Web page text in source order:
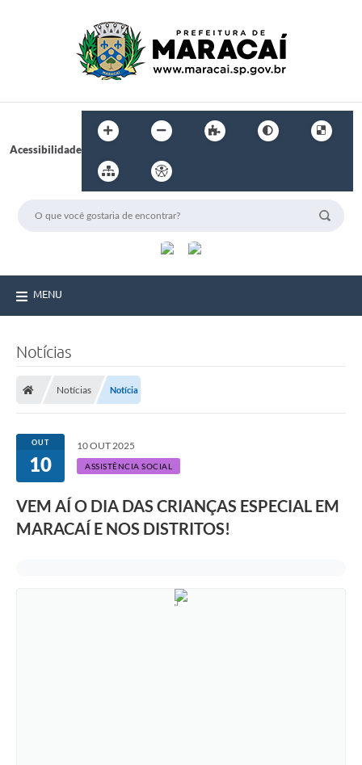
Acessibilidade
MENU
Notícias
Notícias Notícia
OUT
10
10 OUT 2025
ASSISTÊNCIA SOCIAL
VEM AÍ O DIA DAS CRIANÇAS ESPECIAL EM
MARACAÍ E NOS DISTRITOS!